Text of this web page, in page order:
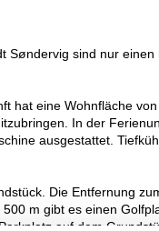
Søndervig sind nur
hat eine Wohnfläche
In der
ausgestattet.
Die Entfernung
m gibt es einen
auf dem